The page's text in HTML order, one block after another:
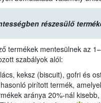
részesülő
termékek mentesülnek az
szabályok alól:
keksz (biscuit), gofri és
pirított termék,
aránya 20%-nál